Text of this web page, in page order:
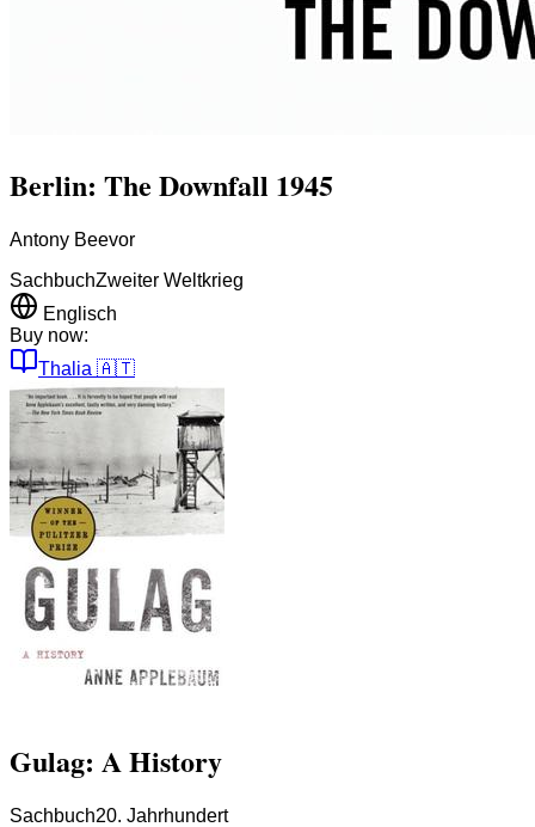
Berlin: The Downfall 1945
Antony Beevor
SachbuchZweiter Weltkrieg
Englisch
Buy now:
Thalia 🇦🇹
Gulag: A History
Sachbuch20. Jahrhundert